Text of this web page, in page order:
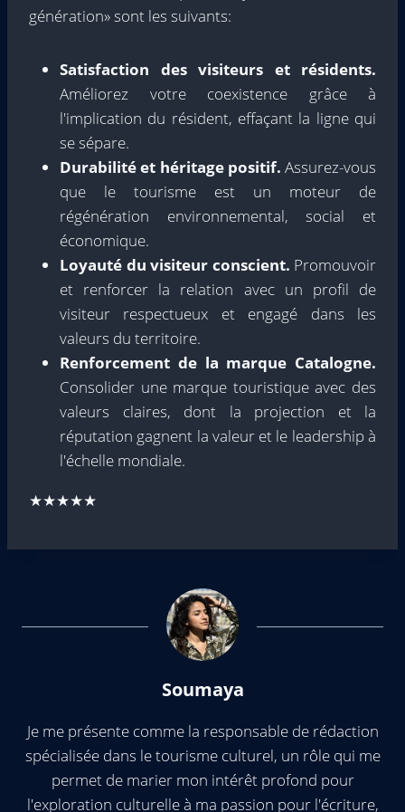
génération» sont les suivants:
Satisfaction des visiteurs et résidents.
Améliorez votre coexistence grâce à
l'implication du résident, effaçant la ligne qui
se sépare.
Durabilité et héritage positif. Assurez-vous
que le tourisme est un moteur de
régénération environnemental, social et
économique.
Loyauté du visiteur conscient. Promouvoir
et renforcer la relation avec un profil de
visiteur respectueux et engagé dans les
valeurs du territoire.
Renforcement de la marque Catalogne.
Consolider une marque touristique avec des
valeurs claires, dont la projection et la
réputation gagnent la valeur et le leadership à
l'échelle mondiale.
★★★★★
Soumaya
Je me présente comme la responsable de rédaction
spécialisée dans le tourisme culturel, un rôle qui me
permet de marier mon intérêt profond pour
l'exploration culturelle à ma passion pour l'écriture,